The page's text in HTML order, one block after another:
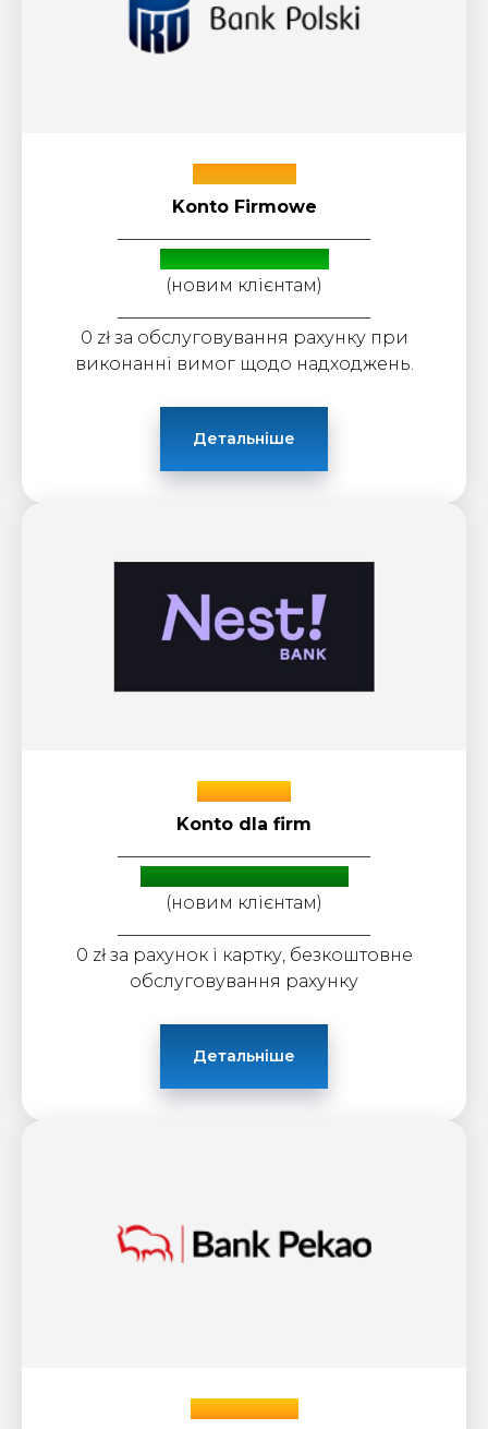
Konto Firmowe
Бонус: до 3600 zł
(новим клієнтам)
0 zł за обслуговування рахунку при
виконанні вимог щодо надходжень.
Детальніше
Nest Bank
Konto dla firm
(новим клієнтам)
0 zł за рахунок і картку, безкоштовне
обслуговування рахунку
Детальніше
Bank Pekao